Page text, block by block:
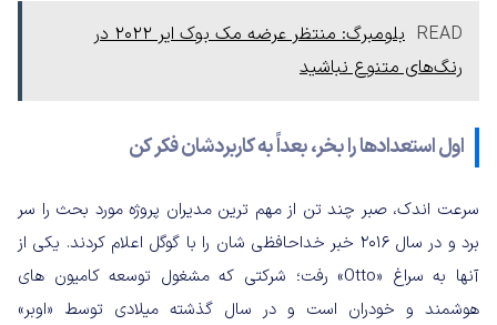
READ
بلومبرگ: منتظر عرضه مک بوک ایر 2022 در
رنگ‌های متنوع نباشید
اول استعدادها را بخر، بعداً به کاربردشان فکر کن
سرعت اندک، صبر چند تن از مهم ترین مدیران پروژه مورد بحث را سر
برد و در سال ۲۰۱۶ خبر خداحافظی شان را با گوگل اعلام کردند. یکی از
آنها به سراغ «Otto» رفت؛ شرکتی که مشغول توسعه کامیون های
هوشمند و خودران است و در سال گذشته میلادی توسط «اوبر»